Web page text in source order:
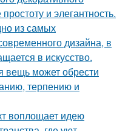
и элегантность.
из самых
дизайна, в
в искусство.
вещь может обрести
терпению и
воплощает идею